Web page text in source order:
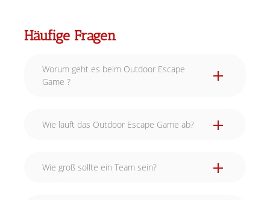
Häufige Fragen
Worum geht es beim Outdoor Escape
Game ?
Wie läuft das Outdoor Escape Game ab?
Wie groß sollte ein Team sein?